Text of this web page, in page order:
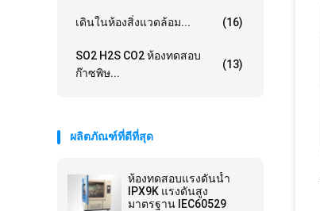
เดินในห้องสิ่งแวดล้อม... (16)
SO2 H2S CO2 ห้องทดสอบ
ก๊าซพิษ...
(13)
ผลิตภัณฑ์ที่ดีที่สุด
ห้องทดสอบแรงดันน้ำ
IPX9K แรงดันสูง
มาตรฐาน IEC60529